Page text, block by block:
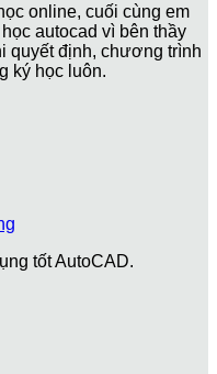
online, cuối cùng em
autocad vì bên thầy
quyết định, chương trình
ký học luôn.
tốt AutoCAD.